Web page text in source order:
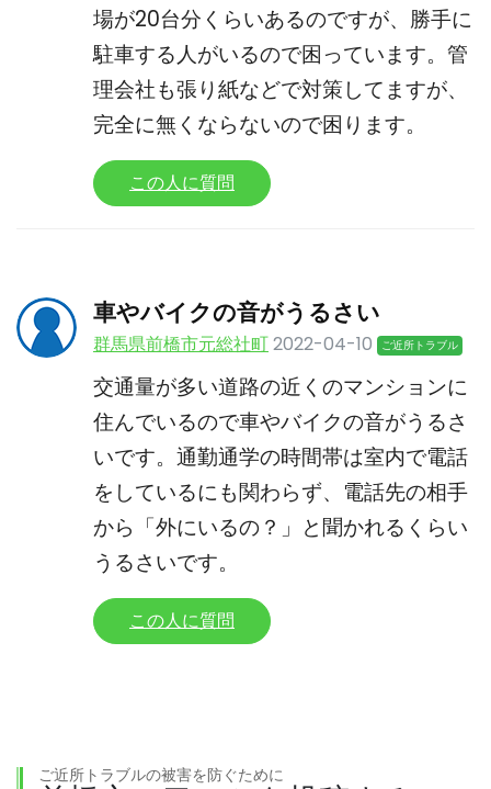
場が20台分くらいあるのですが、勝手に
駐車する人がいるので困っています。管
理会社も張り紙などで対策してますが、
完全に無くならないので困ります。
この人に質問
車やバイクの音がうるさい
群馬県前橋市元総社町2022-04-10 ご近所トラブル
交通量が多い道路の近くのマンションに
住んでいるので車やバイクの音がうるさ
いです。通勤通学の時間帯は室内で電話
をしているにも関わらず、電話先の相手
から「外にいるの？」と聞かれるくらい
うるさいです。
この人に質問
ご近所トラブルの被害を防ぐために